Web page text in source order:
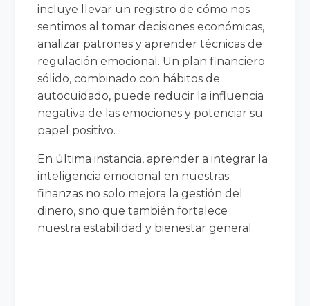
incluye llevar un registro de cómo nos
sentimos al tomar decisiones económicas,
analizar patrones y aprender técnicas de
regulación emocional. Un plan financiero
sólido, combinado con hábitos de
autocuidado, puede reducir la influencia
negativa de las emociones y potenciar su
papel positivo.
En última instancia, aprender a integrar la
inteligencia emocional en nuestras
finanzas no solo mejora la gestión del
dinero, sino que también fortalece
nuestra estabilidad y bienestar general.